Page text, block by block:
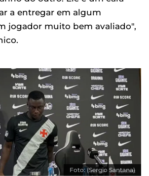
a entregar em algum
jogador muito bem avaliado",
Foto: (Sergio Santana)